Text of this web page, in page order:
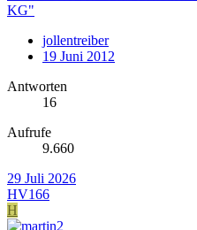
KG"
jollentreiber
19 Juni 2012
Antworten
16
Aufrufe
9.660
29 Juli 2026
HV166
H